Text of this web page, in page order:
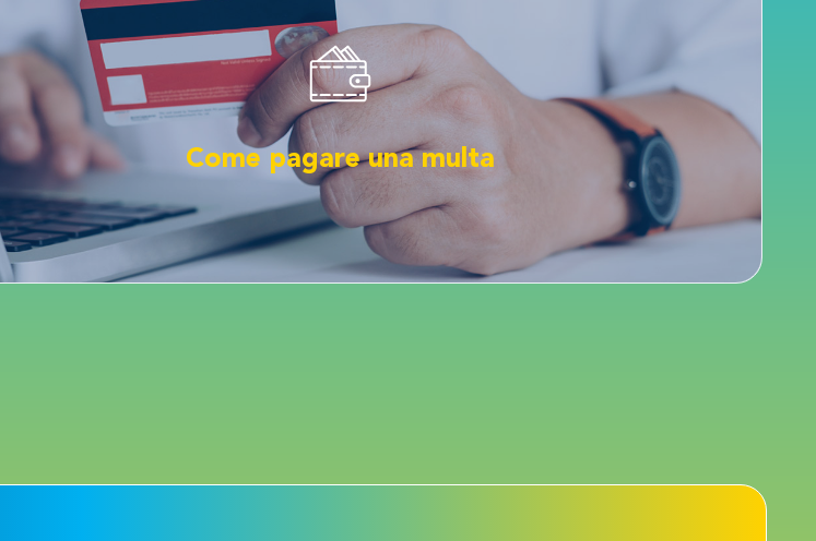
Come pagare una multa
Come pagare una multa
Hai preso una multa per un biglietto non obliterato? La tua multa dell’autobus non è ancora stata pagata? Puoi
farlo comodamente online!
CLICCA QUI